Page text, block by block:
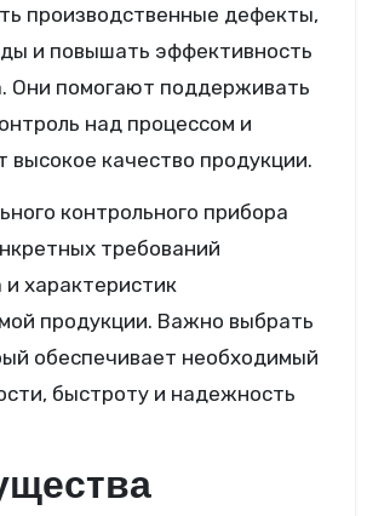
производственные дефекты,
и повышать эффективность
Они помогают поддерживать
над процессом и
высокое качество продукции.
контрольного прибора
требований
характеристик
продукции. Важно выбрать
обеспечивает необходимый
быстроту и надежность